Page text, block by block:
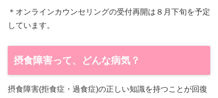
＊オンラインカウンセリングの受付再開は８月下旬を予定
しています。
摂食障害って、どんな病気？
摂食障害(拒食症・過食症)の正しい知識を持つことが回復